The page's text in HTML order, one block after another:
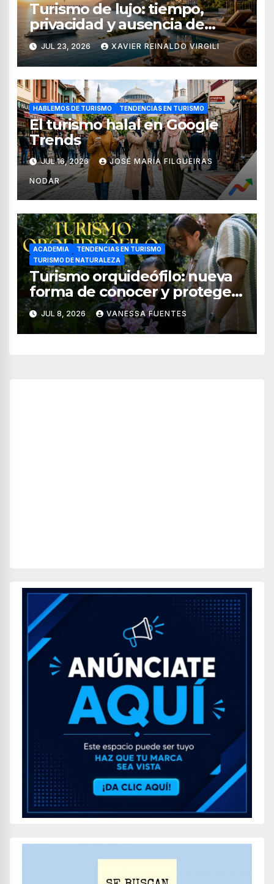
Turismo de lujo: tiempo,
privacidad y ausencia de
fricciones
JUL 23, 2026 XAVIER REINALDO VIRGILI
HABLEMOS DE TURISMO TENDENCIAS EN TURISMO
El turismo halal en Google
Trends
JUL 16, 2026 JOSÉ MARÍA FILGUEIRAS
NODAR
ACADEMIA
TENDENCIAS EN TURISMO
TURISMO DE NATURALEZA
Turismo orquideófilo: nueva
forma de conocer y proteger
las orquídeas de México
JUL 8, 2026 VANESSA FUENTES